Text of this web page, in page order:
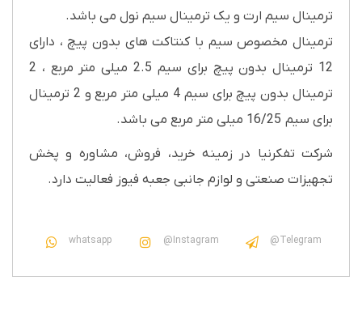
ترمینال سیم ارت و یک ترمینال سیم نول می باشد.
ترمینال مخصوص سیم با کنتاکت های بدون پیچ ، دارای
12 ترمینال بدون پیچ برای سیم 2.5 میلی متر مربع ، 2
ترمینال بدون پیچ برای سیم 4 میلی متر مربع و 2 ترمینال
برای سیم 16/25 میلی متر مربع می باشد.
شرکت تفکرنیا در زمینه خرید، فروش، مشاوره و پخش
تجهیزات صنعتی و لوازم جانبی جعبه فیوز فعالیت دارد.
@Telegram
@Instagram
whatsapp